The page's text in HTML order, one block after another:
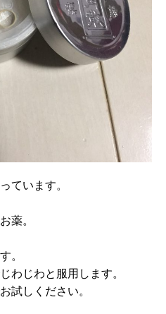
ています。
薬。
。
わじわと服用します。
試しください。